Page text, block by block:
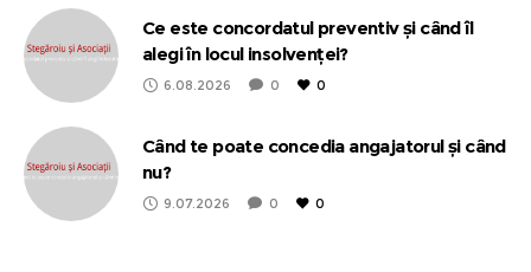
Ce este concordatul preventiv și când îl
alegi în locul insolvenței?
6.08.2026 0 0
Când te poate concedia angajatorul și când
nu?
9.07.2026 0 0